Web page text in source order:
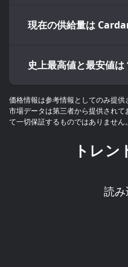
現在の供給量は
史上最高値と最安値
価格情報は参考情報としてのみ提供
市場データは第三者から提供され
て一切保証するものではありません。
トレン
読